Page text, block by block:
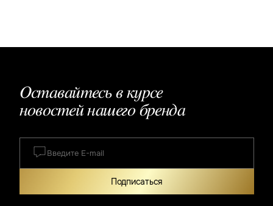
Оставайтесь в курсе
новостей нашего бренда
Подписаться